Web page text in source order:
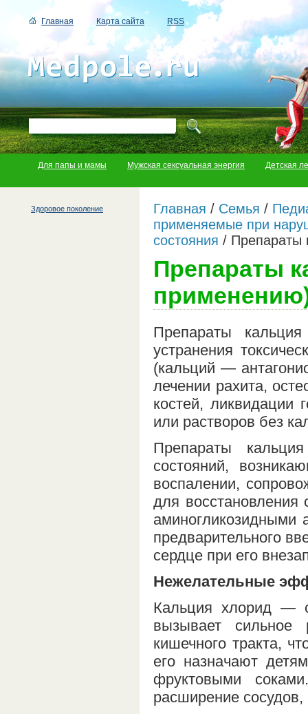
Главная Карта сайта RSS
Для папы и мамы Мужская сексуальная энергия Детская
Здоровое поколение Главная / Семья /
применяемые при
состояния / Препараты
Препараты
Препараты
устранения
(кальций —
лечении рахита,
костей, ликвидации
или растворов без
Препараты
состояний,
воспалении,
для восстановления
аминогликозидными
предварительного
сердце при его
Нежелательные
Кальция хлорид —
вызывает сильное
кишечного тракта,
его назначают
фруктовыми
расширение